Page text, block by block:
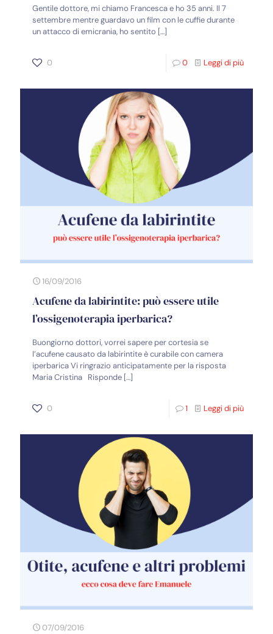
Gentile dottore, mi chiamo Francesca e ho 35 anni. Il 7
settembre mentre guardavo un film con le cuffie durante
un attacco di emicrania, ho sentito […]
0 0 Leggi di più
16/09/2016
Acufene da labirintite: può essere utile
l’ossigenoterapia iperbarica?
Buongiorno dottori, vorrei sapere per cortesia se
l’acufene causato da labirintite è curabile con camera
iperbarica Vi ringrazio anticipatamente per la risposta
Maria Cristina Risponde […]
0 1 Leggi di più
07/09/2016